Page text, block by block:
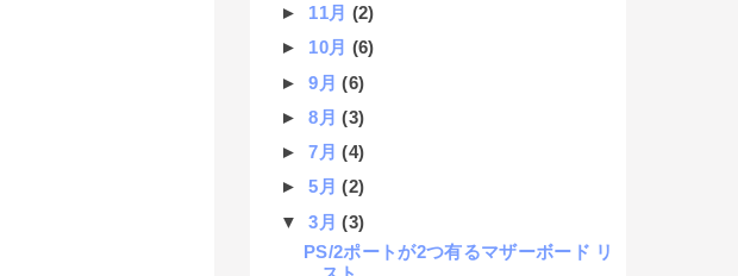
► 11月 (2)
► 10月 (6)
►9月(6)
►8月(3)
►7月(4)
►5月(2)
▼3月(3)
PS/2ポートが2つ有るマザーボード リ